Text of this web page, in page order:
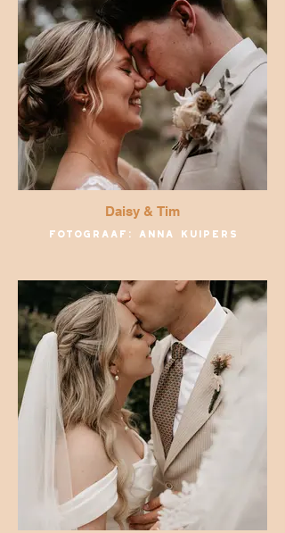
Daisy & Tim
Fotograaf: Anna Kuipers